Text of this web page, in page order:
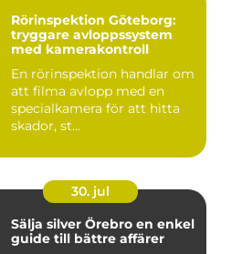
Rörinspektion Göteborg:
tryggare avloppssystem
med kamerakontroll
En rörinspektion handlar om
att filma avlopp med en
specialkamera för att hitta
skador, st...
30. jul
Sälja silver Örebro en enkel
guide till bättre affärer